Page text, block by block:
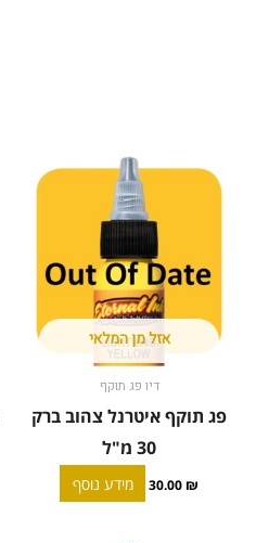
אזל מן המלאי
דיו פג תוקף
פג תוקף איטרנל צהוב ברק
30 מ"ל
30.00 ₪ מידע נוסף